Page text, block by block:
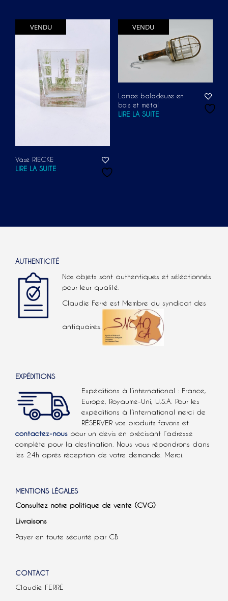
VENDU
Vase RIECKE
LIRE LA SUITE
VENDU
Lampe baladeuse en
bois et métal
LIRE LA SUITE
AUTHENTICITÉ
Nos objets sont authentiques et séléctionnés
pour leur qualité.
Claudie Ferré est Membre du syndicat des
antiquaires.
EXPÉDITIONS
Expéditions à l’international : France,
Europe, Royaume-Uni, U.S.A. Pour les
expéditions à l’international merci de
RÉSERVER vos produits favoris et
contactez-nous pour un devis en précisant l’adresse
complète pour la destination. Nous vous répondrons dans
les 24h après réception de votre demande. Merci.
MENTIONS LÉGALES
Consultez notre politique de vente (CVG)
Livraisons
Payer en toute sécurité par CB
CONTACT
Claudie FERRÉ